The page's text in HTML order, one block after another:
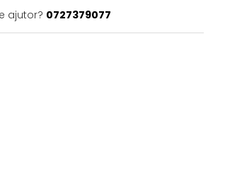
ajutor? 0727379077